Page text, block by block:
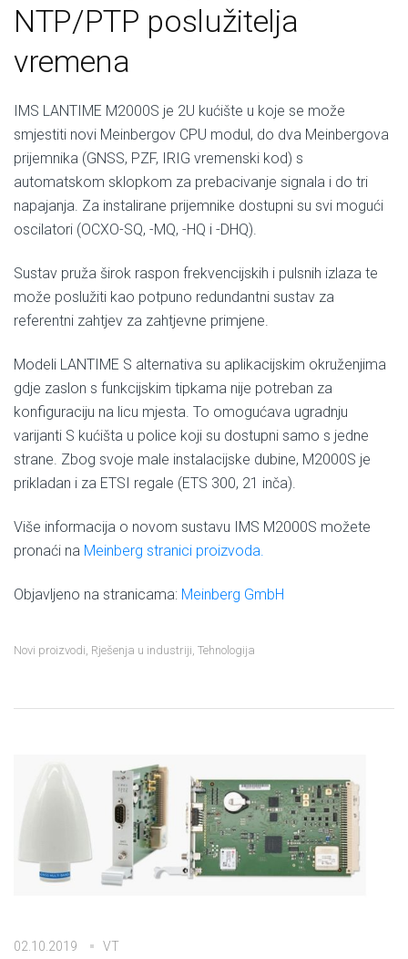
NTP/PTP poslužitelja
vremena
IMS LANTIME M2000S je 2U kućište u koje se može
smjestiti novi Meinbergov CPU modul, do dva Meinbergova
prijemnika (GNSS, PZF, IRIG vremenski kod) s
automatskom sklopkom za prebacivanje signala i do tri
napajanja. Za instalirane prijemnike dostupni su svi mogući
oscilatori (OCXO-SQ, -MQ, -HQ i -DHQ).
Sustav pruža širok raspon frekvencijskih i pulsnih izlaza te
može poslužiti kao potpuno redundantni sustav za
referentni zahtjev za zahtjevne primjene.
Modeli LANTIME S alternativa su aplikacijskim okruženjima
gdje zaslon s funkcijskim tipkama nije potreban za
konfiguraciju na licu mjesta. To omogućava ugradnju
varijanti S kućišta u police koji su dostupni samo s jedne
strane. Zbog svoje male instalacijske dubine, M2000S je
prikladan i za ETSI regale (ETS 300, 21 inča).
Više informacija o novom sustavu IMS M2000S možete
pronaći na Meinberg stranici proizvoda.
Objavljeno na stranicama: Meinberg GmbH
Novi proizvodi, Rješenja u industriji, Tehnologija
02.10.2019 VT